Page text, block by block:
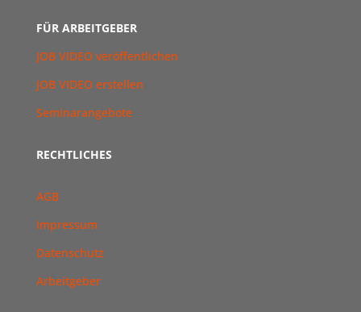
FÜR ARBEITGEBER
JOB VIDEO veröffentlichen
JOB VIDEO erstellen
Seminarangebote
RECHTLICHES
AGB
Impressum
Datenschutz
Arbeitgeber